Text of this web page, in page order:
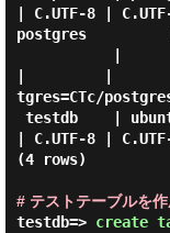
| C.UTF-8 |
postgres
|         |
tgres=CTc/
| C.UTF-8 |
(4 rows)
# テストテーブルを
testdb=> create